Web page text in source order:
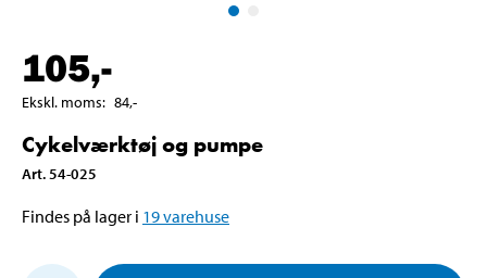
105,-
Ekskl. moms: 84,-
Cykelværktøj og pumpe
Art. 54-025
Findes på lager i 19varehuse